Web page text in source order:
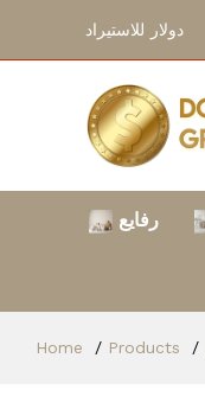
دولار للاستيراد
رفايع
Home Products